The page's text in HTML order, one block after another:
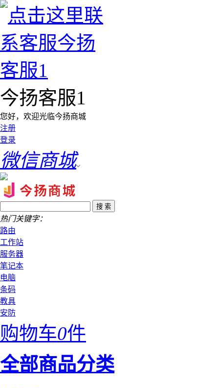
今扬客服1
您好，欢迎光临今扬商城
注册
登录
微信商城
热门关键字：
路由
工作站
服务器
笔记本
电脑
条码
教具
安防
购物车0件
全部商品分类